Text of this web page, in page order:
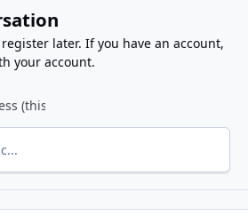
later. If you have an account,
your account.